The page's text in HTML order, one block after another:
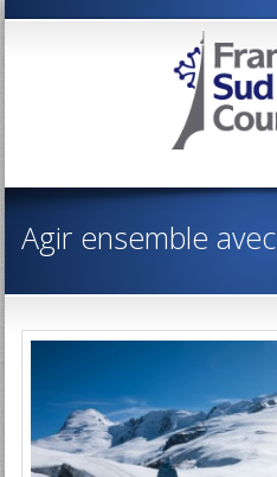
Agir ensemble